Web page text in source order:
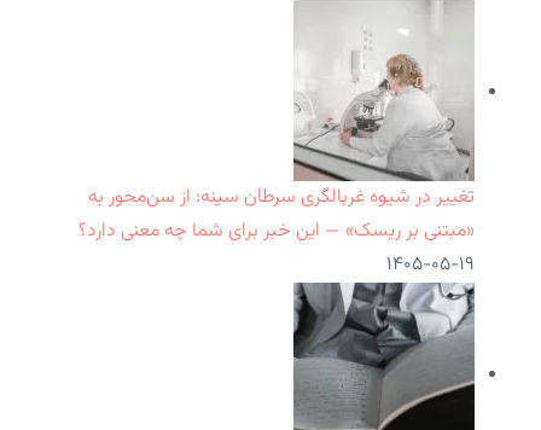
تغییر در شیوه غربالگری سرطان سینه: از سن‌محور به
«مبتنی بر ریسک» — این خبر برای شما چه معنی دارد؟
۱۴۰۵-۰۵-۱۹